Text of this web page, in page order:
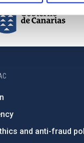
and anti-fraud